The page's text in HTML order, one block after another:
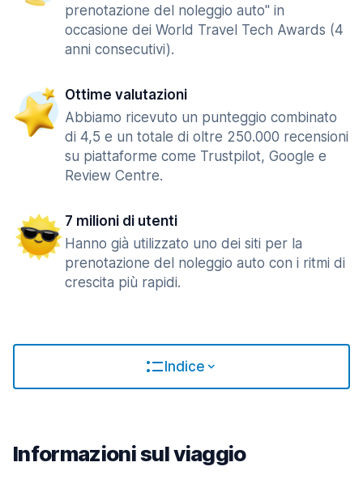
prenotazione del noleggio auto" in
occasione dei World Travel Tech Awards (4
anni consecutivi).
Ottime valutazioni
Abbiamo ricevuto un punteggio combinato
di 4,5 e un totale di oltre 250.000 recensioni
su piattaforme come Trustpilot, Google e
Review Centre.
7 milioni di utenti
Hanno già utilizzato uno dei siti per la
prenotazione del noleggio auto con i ritmi di
crescita più rapidi.
Indice
Informazioni sul viaggio